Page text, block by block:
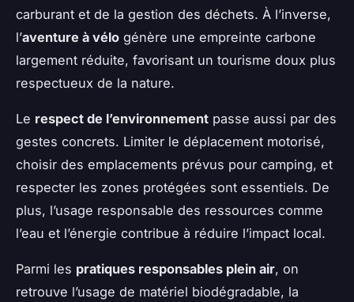
carburant et de la gestion des déchets. À l’inverse,
l’aventure à vélo génère une empreinte carbone
largement réduite, favorisant un tourisme doux plus
respectueux de la nature.
Le respect de l’environnement passe aussi par des
gestes concrets. Limiter le déplacement motorisé,
choisir des emplacements prévus pour camping, et
respecter les zones protégées sont essentiels. De
plus, l’usage responsable des ressources comme
l’eau et l’énergie contribue à réduire l’impact local.
Parmi les pratiques responsables plein air, on
retrouve l’usage de matériel biodégradable, la